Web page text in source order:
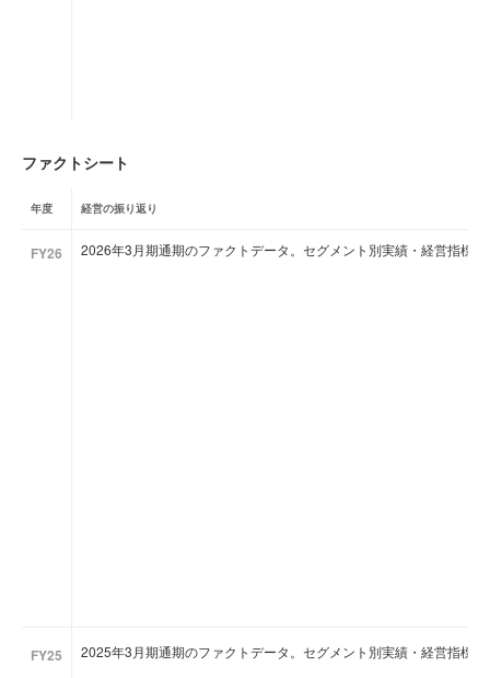
ファクトシート
年度 経営の振り返り
FY26 2026年3月期通期のファクトデータ。セグメント別実績・経営指標
FY25 2025年3月期通期のファクトデータ。セグメント別実績・経営指標